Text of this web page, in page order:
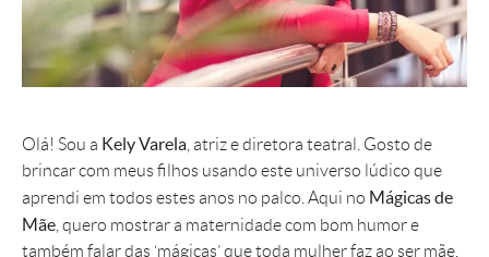
Olá! Sou a Kely Varela , atriz e diretora teatral. Gosto de
brincar com meus filhos usando este universo lúdico que
aprendi em todos estes anos no palco. Aqui no Mágicas de
Mãe , quero mostrar a maternidade com bom humor e
também falar das ‘mágicas’ que toda mulher faz ao ser mãe,